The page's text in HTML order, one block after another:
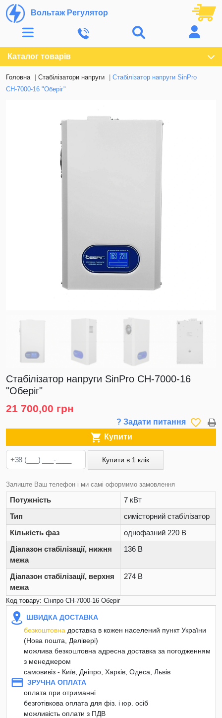
Вольтаж Регулятор
Каталог товарів
Головна Стабілізатори напруги
Стабілізатор напруги SinPro
СН-7000-16 "Оберіг"
Стабілізатор напруги SinPro СН-7000-16
"Оберіг"
21 700,00 грн
? Задати питання favorite_border
 Купити
Купити в 1 клік
Залиште Ваш телефон і ми самі оформимо замовлення
Потужність
7 кВт
Тип
симісторний стабілізатор
Кількість фаз
однофазний 220 В
Діапазон стабілізації, нижня
межа
136 В
Діапазон стабілізації, верхня
межа
274 В
Код товару: Сінпро СН-7000-16 Оберіг
ШВИДКА ДОСТАВКА
безкоштовна доставка в кожен населений пункт України
(Нова пошта, Делівері)
можлива безкоштовна адресна доставка за погодженням
з менеджером
самовивіз - Київ, Дніпро, Харків, Одеса, Львів
ЗРУЧНА ОПЛАТА
оплата при отриманні
безготівкова оплата для фіз. і юр. осіб
можливість оплати з ПДВ